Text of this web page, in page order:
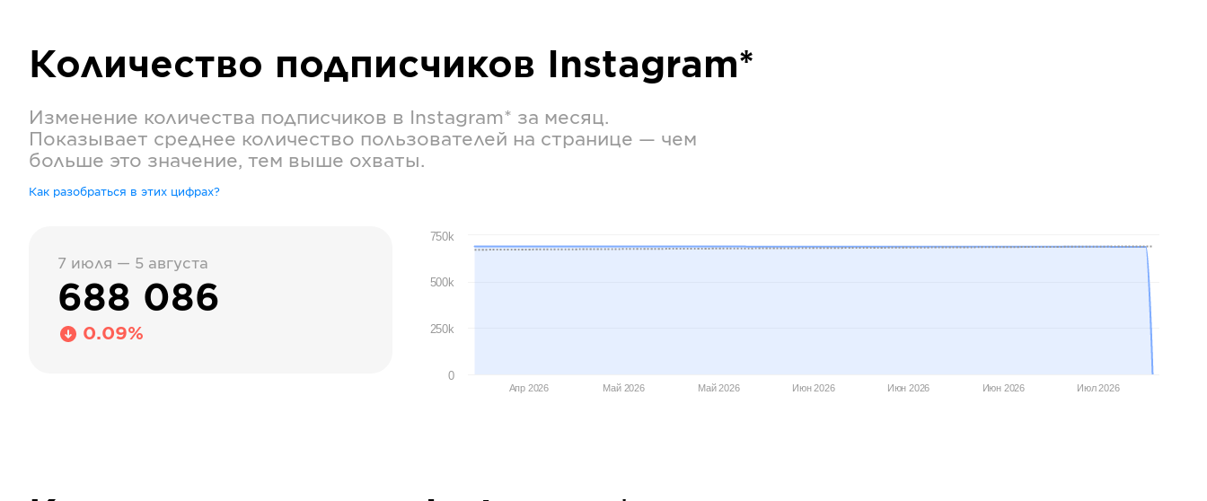
Количество подписчиков Instagram*
Изменение количества подписчиков в Instagram* за месяц.
Показывает среднее количество пользователей на странице — чем
больше это значение, тем выше охваты.
Как разобраться в этих цифрах?
7 июля — 5 августа
688 086
0.09%
Апр 2026 Май 2026 Май 2026 Июн 2026 Июн 2026 Июн 2026 Июл 2026
0
250k
500k
750k